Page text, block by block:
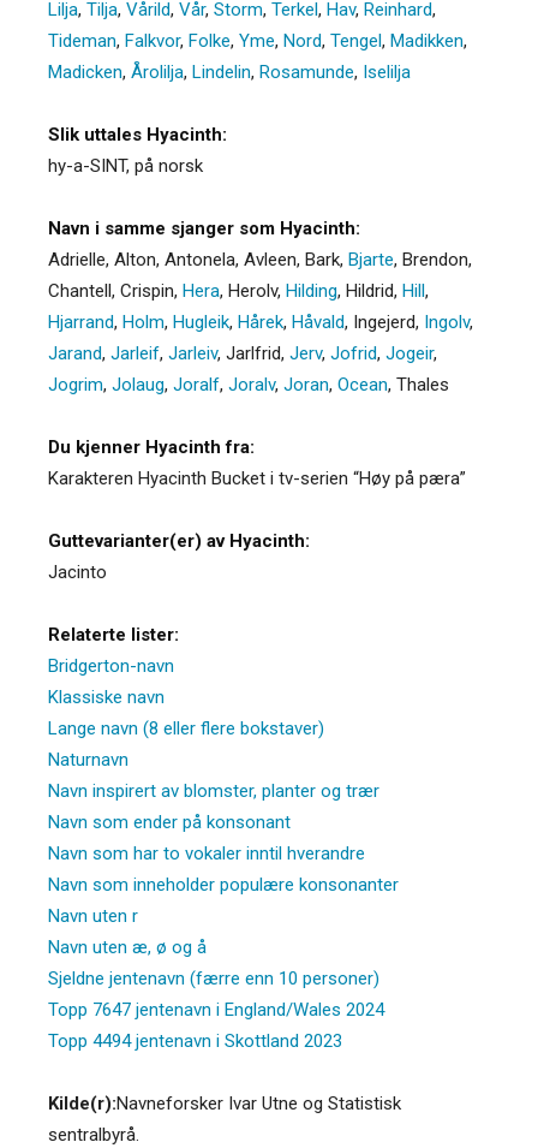
Lilja, Tilja, Vårild, Vår, Storm, Terkel, Hav, Reinhard,
Tideman, Falkvor, Folke, Yme, Nord, Tengel, Madikken,
Madicken, Årolilja, Lindelin, Rosamunde, Iselilja
Slik uttales Hyacinth:
hy-a-SINT, på norsk
Navn i samme sjanger som Hyacinth:
Adrielle, Alton, Antonela, Avleen, Bark, Bjarte, Brendon,
Chantell, Crispin, Hera, Herolv, Hilding, Hildrid, Hill,
Hjarrand, Holm, Hugleik, Hårek, Håvald, Ingejerd, Ingolv,
Jarand, Jarleif, Jarleiv, Jarlfrid, Jerv, Jofrid, Jogeir,
Jogrim, Jolaug, Joralf, Joralv, Joran, Ocean, Thales
Du kjenner Hyacinth fra:
Karakteren Hyacinth Bucket i tv-serien “Høy på pæra”
Guttevarianter(er) av Hyacinth:
Jacinto
Relaterte lister:
Bridgerton-navn
Klassiske navn
Lange navn (8 eller flere bokstaver)
Naturnavn
Navn inspirert av blomster, planter og trær
Navn som ender på konsonant
Navn som har to vokaler inntil hverandre
Navn som inneholder populære konsonanter
Navn uten r
Navn uten æ, ø og å
Sjeldne jentenavn (færre enn 10 personer)
Topp 7647 jentenavn i England/Wales 2024
Topp 4494 jentenavn i Skottland 2023
Kilde(r):Navneforsker Ivar Utne og Statistisk
sentralbyrå.